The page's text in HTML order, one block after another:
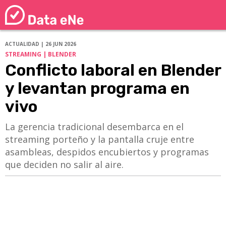
ACTUALIDAD | 26 JUN 2026
STREAMING | BLENDER
Conflicto laboral en Blender
y levantan programa en
vivo
La gerencia tradicional desembarca en el
streaming porteño y la pantalla cruje entre
asambleas, despidos encubiertos y programas
que deciden no salir al aire.